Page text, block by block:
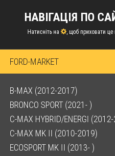
НАВІГАЦІЯ ПО
Натисніть на , щоб приховати
FORD-MARKET
B-MAX (2012-2017)
BRONCO SPORT (2021- )
C-MAX HYBRID/ENERGI
C-MAX MK II (2010-2019)
ECOSPORT MK II (2013- )